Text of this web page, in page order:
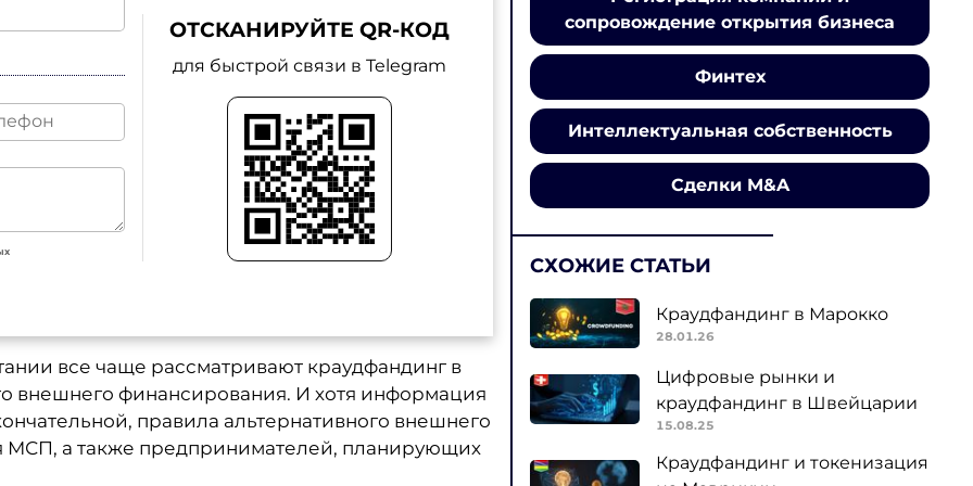
ОТСКАНИРУЙТЕ QR-КОД
для быстрой связи в Telegram
все чаще рассматривают краудфандинг в
внешнего финансирования. И хотя информация
правила альтернативного внешнего
МСП, а также предпринимателей, планирующих
сопровождение открытия бизнеса
Финтех
Интеллектуальная собственность
Сделки M&A
СХОЖИЕ СТАТЬИ
Краудфандинг в Марокко
28.01.26
Цифровые рынки и
краудфандинг в Швейцарии
15.08.25
Краудфандинг и токенизация